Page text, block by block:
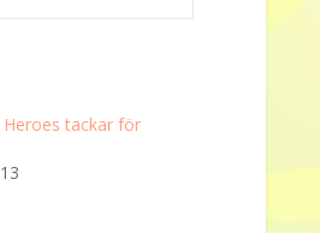
tackar för